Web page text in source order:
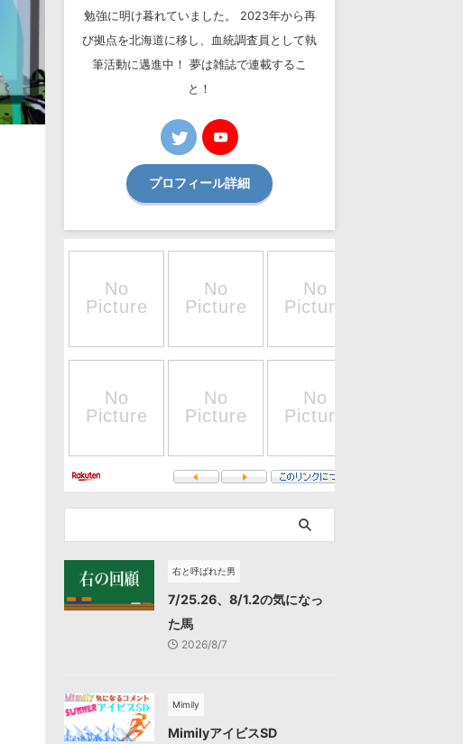
勉強に明け暮れていました。 2023年から再
び拠点を北海道に移し、血統調査員として執
筆活動に邁進中！ 夢は雑誌で連載するこ
と！
プロフィール詳細
右と呼ばれた男
7/25.26、8/1.2の気になっ
た馬
2026/8/7
Mimily
MimilyアイビスSD